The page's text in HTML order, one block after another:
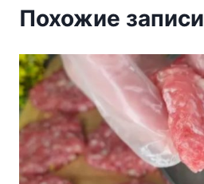
Похожие записи